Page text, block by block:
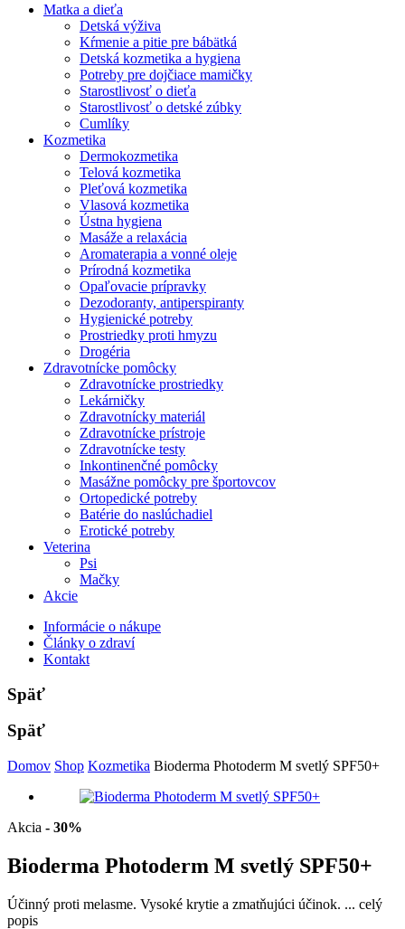
Matka a dieťa
Detská výživa
Kŕmenie a pitie pre bábätká
Detská kozmetika a hygiena
Potreby pre dojčiace mamičky
Starostlivosť o dieťa
Starostlivosť o detské zúbky
Cumlíky
Kozmetika
Dermokozmetika
Telová kozmetika
Pleťová kozmetika
Vlasová kozmetika
Ústna hygiena
Masáže a relaxácia
Aromaterapia a vonné oleje
Prírodná kozmetika
Opaľovacie prípravky
Dezodoranty, antiperspiranty
Hygienické potreby
Prostriedky proti hmyzu
Drogéria
Zdravotnícke pomôcky
Zdravotnícke prostriedky
Lekárničky
Zdravotnícky materiál
Zdravotnícke prístroje
Zdravotnícke testy
Inkontinenčné pomôcky
Masážne pomôcky pre športovcov
Ortopedické potreby
Batérie do naslúchadiel
Erotické potreby
Veterina
Psi
Mačky
Akcie
Informácie o nákupe
Články o zdraví
Kontakt
Späť
Späť
Domov Shop Kozmetika Bioderma Photoderm M svetlý SPF50+
Akcia - 30%
Bioderma Photoderm M svetlý SPF50+
Účinný proti melasme. Vysoké krytie a zmatňujúci účinok. ... celý
popis